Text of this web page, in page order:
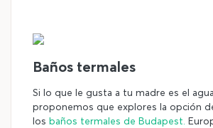
Baños termales
Si lo que le gusta a tu madre es el
proponemos que explores la opción
los baños termales de Budapest.